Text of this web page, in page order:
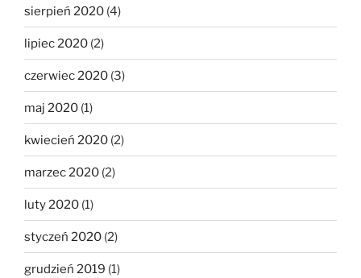
sierpień 2020 (4)
lipiec 2020 (2)
czerwiec 2020 (3)
maj 2020 (1)
kwiecień 2020 (2)
marzec 2020 (2)
luty 2020 (1)
styczeń 2020 (2)
grudzień 2019 (1)